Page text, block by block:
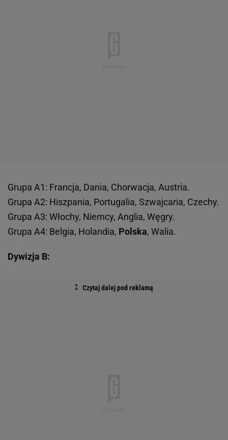
Grupa A1: Francja, Dania, Chorwacja, Austria.
Grupa A2: Hiszpania, Portugalia, Szwajcaria, Czechy.
Grupa A3: Włochy, Niemcy, Anglia, Węgry.
Grupa A4: Belgia, Holandia, Polska, Walia.
Dywizja B: